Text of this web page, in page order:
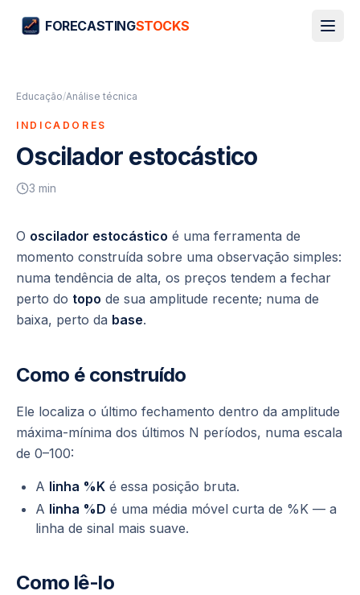
FORECASTINGSTOCKS
Educação/Análise técnica
INDICADORES
Oscilador estocástico
3 min
O oscilador estocástico é uma ferramenta de
momento construída sobre uma observação simples:
numa tendência de alta, os preços tendem a fechar
perto do topo de sua amplitude recente; numa de
baixa, perto da base.
Como é construído
Ele localiza o último fechamento dentro da amplitude
máxima-mínima dos últimos N períodos, numa escala
de 0–100:
A linha %K é essa posição bruta.
A linha %D é uma média móvel curta de %K — a
linha de sinal mais suave.
Como lê-lo